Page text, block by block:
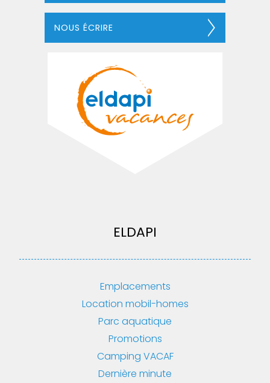
NOUS ÉCRIRE
ELDAPI
Emplacements
Location mobil-homes
Parc aquatique
Promotions
Camping VACAF
Dernière minute